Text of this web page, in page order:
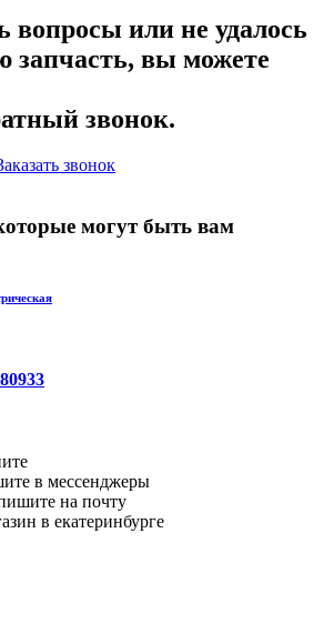
вопросы или не удалось
запчасть, вы можете
звонок.
звонок
могут быть вам
в мессенджеры
на почту
в екатеринбурге